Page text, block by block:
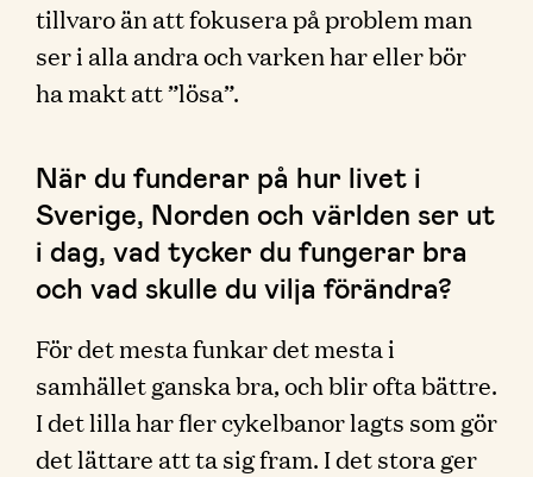
tillvaro än att fokusera på problem man
ser i alla andra och varken har eller bör
ha makt att ”lösa”.
När du funderar på hur livet i
Sverige, Norden och världen ser ut
i dag, vad tycker du fungerar bra
och vad skulle du vilja förändra?
För det mesta funkar det mesta i
samhället ganska bra, och blir ofta bättre.
I det lilla har fler cykelbanor lagts som gör
det lättare att ta sig fram. I det stora ger